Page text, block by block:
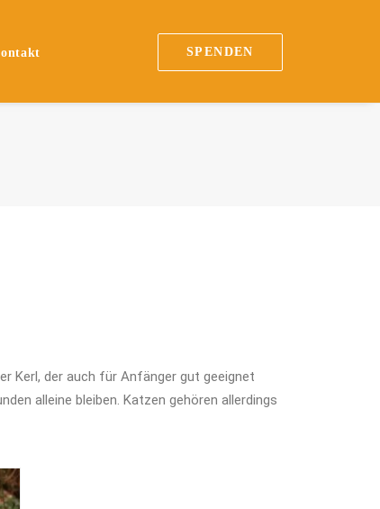
SPENDEN
Kerl, der auch für Anfänger gut geeignet
alleine bleiben. Katzen gehören allerdings